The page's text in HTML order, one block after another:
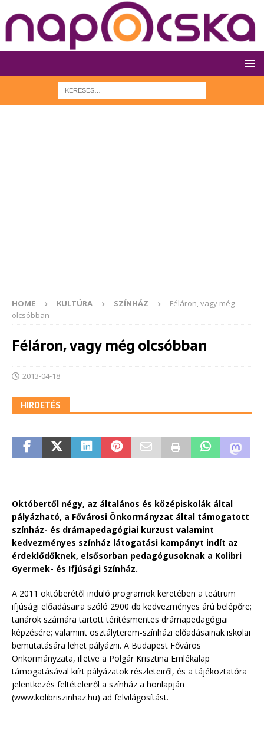
HOME KULTÚRA SZÍNHÁZ
Féláron, vagy még
olcsóbban
Féláron, vagy még olcsóbban
2013-04-18
HIRDETÉS
Októbertől négy, az általános és középiskolák által
pályázható, a Fővárosi Önkormányzat által támogatott
színház- és drámapedagógiai kurzust valamint
kedvezményes színház látogatási kampányt indít az
érdeklődőknek, elsősorban pedagógusoknak a Kolibri
Gyermek- és Ifjúsági Színház.
A 2011 októberétől induló programok keretében a teátrum
ifjúsági előadásaira szóló 2900 db kedvezményes árú belépőre;
tanárok számára tartott térítésmentes drámapedagógiai
képzésére; valamint osztályterem-színházi előadásainak iskolai
bemutatására lehet pályázni. A Budapest Főváros
Önkormányzata, illetve a Polgár Krisztina Emlékalap
támogatásával kiírt pályázatok részleteiről, és a tájékoztatóra
jelentkezés feltételeiről a színház a honlapján
(www.kolibriszinhaz.hu) ad felvilágosítást.